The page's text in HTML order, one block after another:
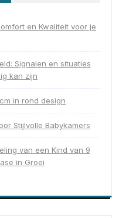
en Kwaliteit voor je
Signalen en situaties
kan zijn
in rond design
Stijlvolle Babykamers
van een Kind van 9
in Groei